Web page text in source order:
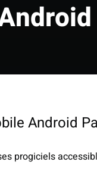
Android
progiciels